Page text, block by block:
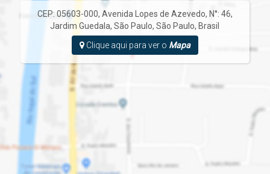
CEP: 05603-000, Avenida Lopes de Azevedo, N°: 46,
Jardim Guedala,São Paulo,São Paulo, Brasil
Clique aqui para ver o Mapa